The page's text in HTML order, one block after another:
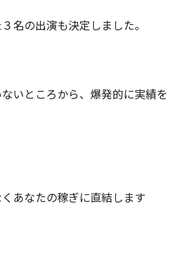
名の出演も決定しました。
いところから、爆発的に実績を
あなたの稼ぎに直結します